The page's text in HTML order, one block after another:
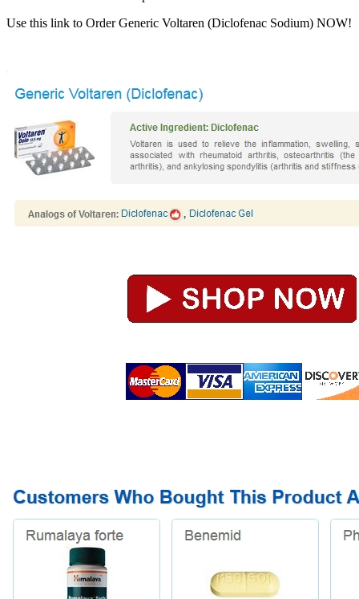
Use this link to Order Generic Voltaren (Diclofenac Sodium) NOW!